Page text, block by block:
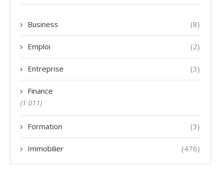
Business (8)
Emploi (2)
Entreprise (3)
Finance
(1 011)
Formation (3)
Immobilier (476)